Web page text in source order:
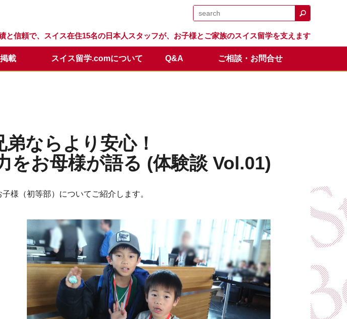
と信頼で、スイス在住15名の日本人スタッフが、お子様とご家族のスイス留学を支えます
載 スイス留学.comについて Q&A ご相談・お問合せ
ならより安心！
をお母様が語る (体験談 Vol.01)
様（初等部）についてご紹介します。